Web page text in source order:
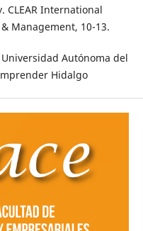
CLEAR International
Management, 10-13.
Autónoma del
Hidalgo